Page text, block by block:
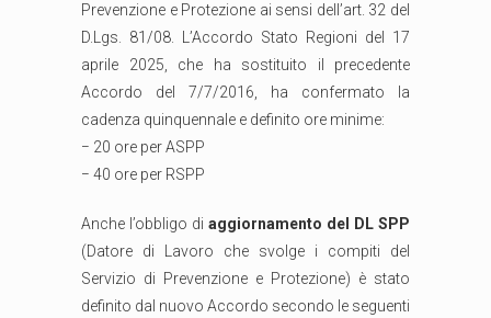
Prevenzione e Protezione ai sensi dell’art. 32 del
D.Lgs. 81/08. L’Accordo Stato Regioni del 17
aprile 2025, che ha sostituito il precedente
Accordo del 7/7/2016, ha confermato la
cadenza quinquennale e definito ore minime:
− 20 ore per ASPP
− 40 ore per RSPP
Anche l’obbligo di aggiornamento del DL SPP
(Datore di Lavoro che svolge i compiti del
Servizio di Prevenzione e Protezione) è stato
definito dal nuovo Accordo secondo le seguenti